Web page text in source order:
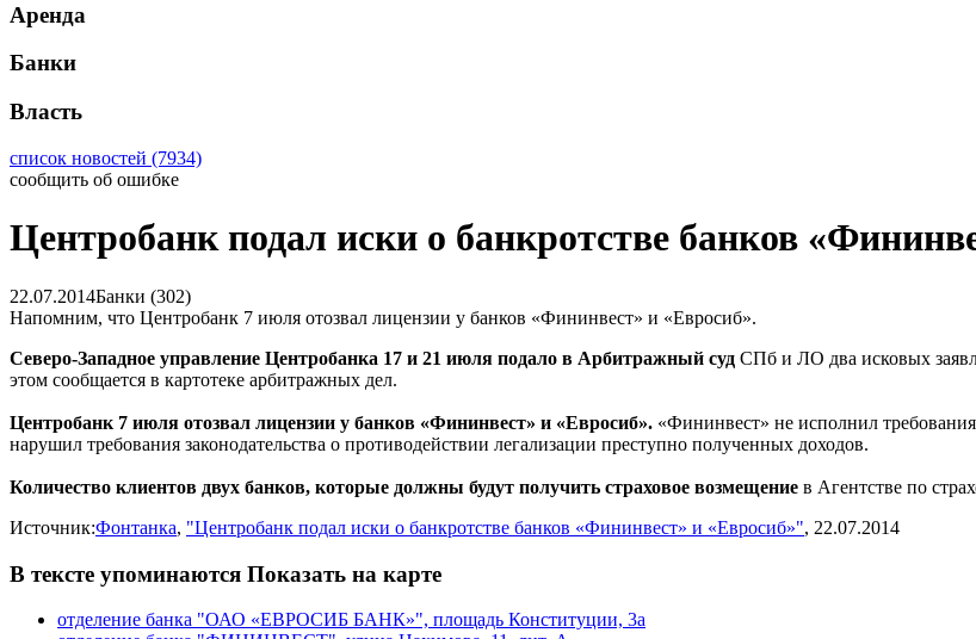
Аренда
Банки
Власть
список новостей (7934)
сообщить об ошибке
Центробанк подал иски о банкротстве банков
22.07.2014Банки (302)
Напомним, что Центробанк 7 июля отозвал лицензии у банков «Фининвест» и «Евросиб».
Северо-Западное управление Центробанка 17 и 21 июля подало в Арбитражный суд СПб и ЛО два исковых
этом сообщается в картотеке арбитражных дел.
Центробанк 7 июля отозвал лицензии у банков «Фининвест» и «Евросиб». «Фининвест» не исполнил
нарушил требования законодательства о противодействии легализации преступно полученных доходов.
Количество клиентов двух банков, которые должны будут получить страховое возмещение в Агентстве по
Источник:Фонтанка, "Центробанк подал иски о банкротстве банков «Фининвест» и «Евросиб»", 22.07.2014
В тексте упоминаются Показать на карте
отделение банка "ОАО «ЕВРОСИБ БАНК»", площадь Конституции, 3а